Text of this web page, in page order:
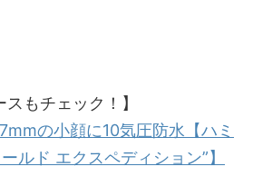
スもチェック！】
の小顔に10気圧防水【ハミ
ルド エクスペディション”】